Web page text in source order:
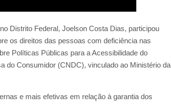
Distrito Federal, Joelson Costa Dias, participou
os direitos das pessoas com deficiência nas
Políticas Públicas para a Acessibilidade do
do Consumidor (CNDC), vinculado ao Ministério da
e mais efetivas em relação à garantia dos